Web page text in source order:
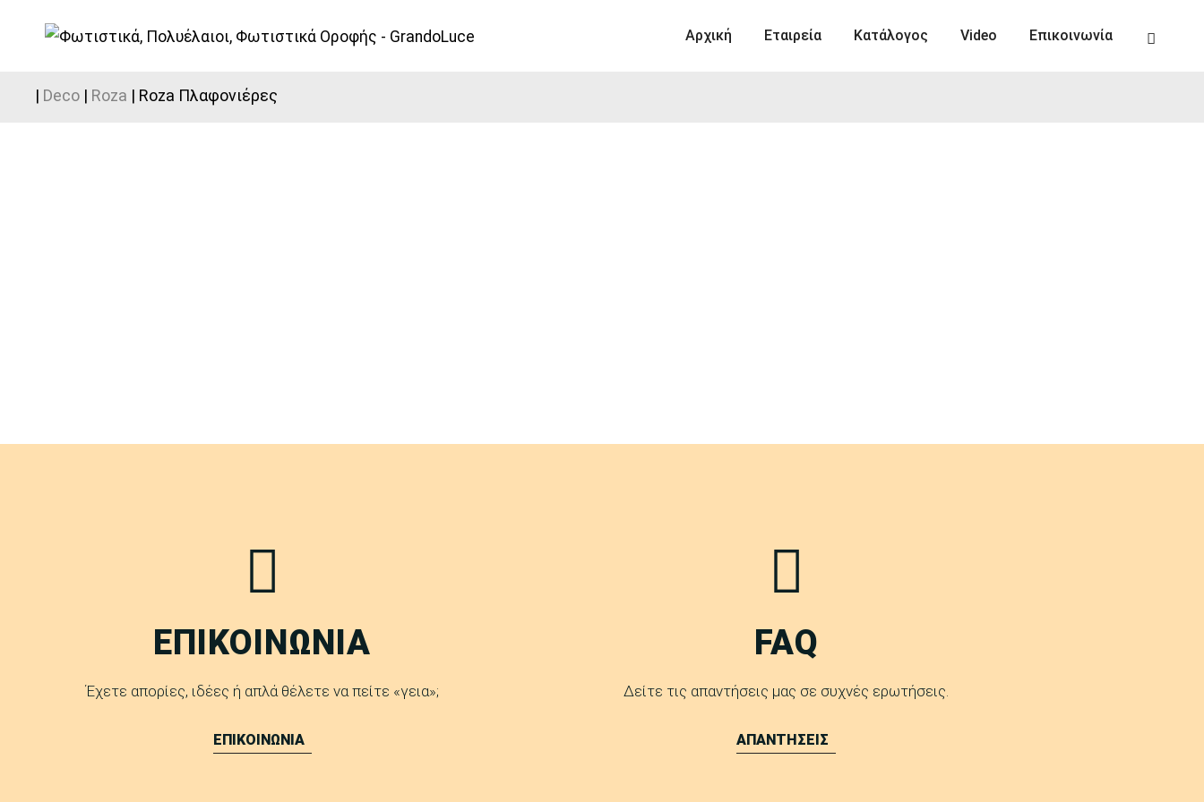
Αρχική Εταιρεία Κατάλογος Video Επικοινωνία
| Deco | Roza | Roza Πλαφονιέρες
ΕΠΙΚΟΙΝΩΝΙΑ
Έχετε απορίες, ιδέες ή απλά θέλετε να πείτε «γεια»;
ΕΠΙΚΟΙΝΩΝΙΑ
FAQ
Δείτε τις απαντήσεις μας σε συχνές ερωτήσεις.
ΑΠΑΝΤΗΣΕΙΣ